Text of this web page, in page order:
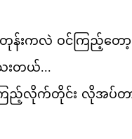
လဲ ဝင်ကြည့်တော့
ေးတယ်...
တိုင်း လိုအပ်တာ